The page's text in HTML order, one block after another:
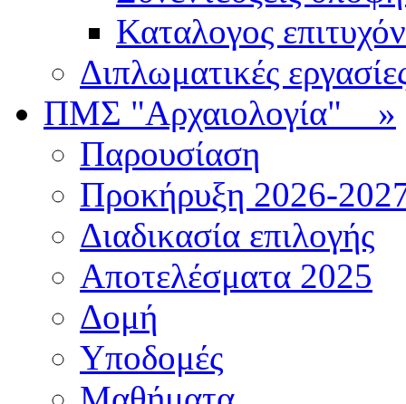
Καταλογος
Διπλωματικές
ΠΜΣ "Αρχαιολογία" »
Παρουσίαση
Προκήρυξη 2026-
Διαδικασία επιλογής
Αποτελέσματα 2025
Δομή
Υποδομές